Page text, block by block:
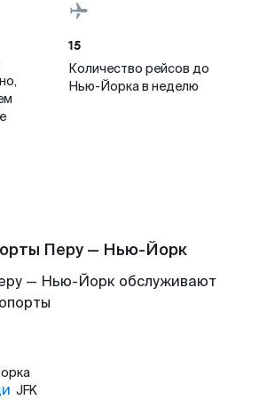
15
Количество рейсов до
Нью-Йорка в неделю
Перу — Нью-Йорк
— Нью-Йорк обслуживают
JFK